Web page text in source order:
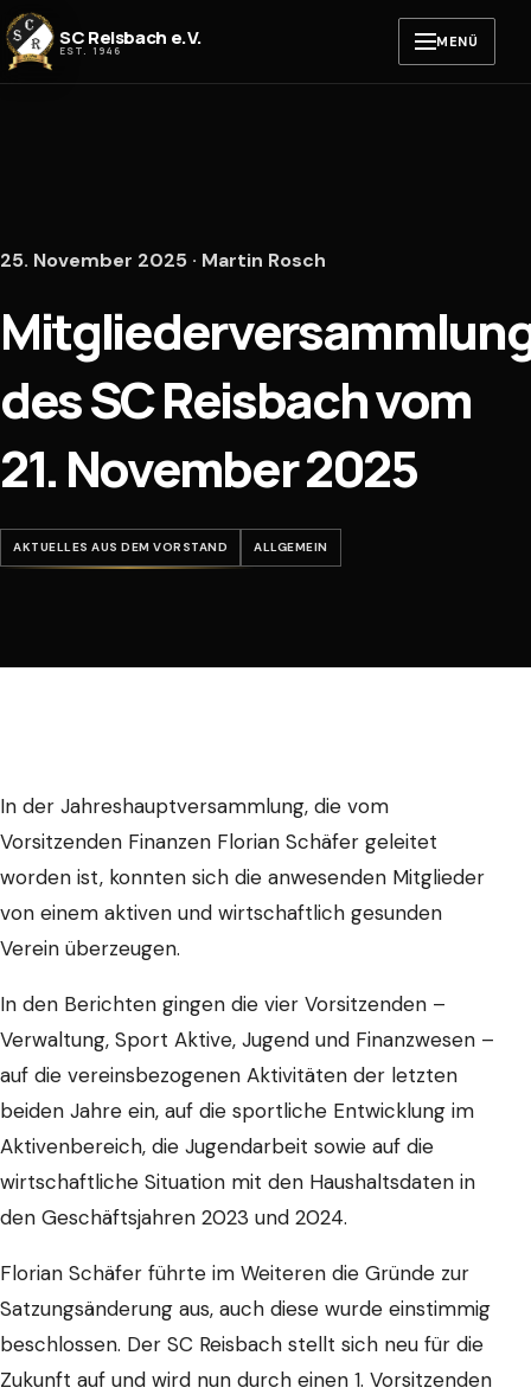
Zum Inhalt springen
SC Reisbach e.V.
EST. 1946 MENÜ
25. November 2025 · Martin Rosch
des SC Reisbach vom
21. November 2025
AKTUELLES AUS DEM VORSTAND ALLGEMEIN
In der Jahreshauptversammlung, die vom
Vorsitzenden Finanzen Florian Schäfer geleitet
worden ist, konnten sich die anwesenden Mitglieder
von einem aktiven und wirtschaftlich gesunden
Verein überzeugen.
In den Berichten gingen die vier Vorsitzenden –
Verwaltung, Sport Aktive, Jugend und Finanzwesen –
auf die vereinsbezogenen Aktivitäten der letzten
beiden Jahre ein, auf die sportliche Entwicklung im
Aktivenbereich, die Jugendarbeit sowie auf die
wirtschaftliche Situation mit den Haushaltsdaten in
den Geschäftsjahren 2023 und 2024.
Florian Schäfer führte im Weiteren die Gründe zur
Satzungsänderung aus, auch diese wurde einstimmig
beschlossen. Der SC Reisbach stellt sich neu für die
Zukunft auf und wird nun durch einen 1. Vorsitzenden